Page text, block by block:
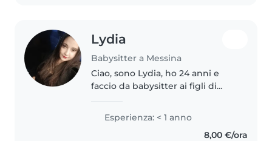
Lydia
Babysitter a Messina
Ciao, sono Lydia, ho 24 anni e
faccio da babysitter ai figli di
Rossa, il che mi ha permesso di
Esperienza: < 1 anno
8,00 €/ora